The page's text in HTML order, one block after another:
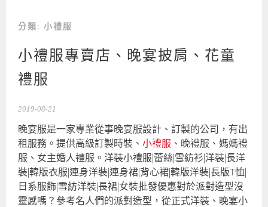
分類:小禮服
小禮服專賣店、晚宴披肩、花童
禮服
2019-08-21
晚宴服是一家專業從事晚宴服設計、訂製的公司，有出
租服務。提供高級訂製時裝、小禮服 、晚禮服、媽媽禮
服、女主婚人禮服。洋裝小禮服|蕾絲|雪紡衫|洋裝|長洋
裝|韓版衣服|連身洋裝|連身裙|背心裙|韓版洋裝|長版T恤|
日系服飾|雪紡洋裝|長裙|女裝批發優惠對於派對造型沒
靈感嗎？參考名人們的派對造型，從正式洋裝、晚宴小